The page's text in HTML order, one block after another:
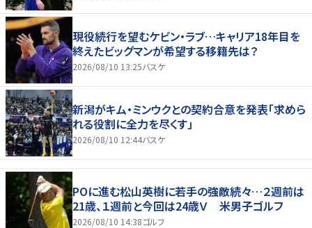
現役続行を望むケビン・ラブ…キャリア18年目を
終えたビッグマンが希望する移籍先は？
2026/08/10 13:25バスケ
新潟がキム・ミンウクとの契約合意を発表「求めら
れる役割に全力を尽くす」
2026/08/10 12:44バスケ
POに進む松山英樹に若手の強敵続々…２週前は
21歳、１週前と今回は24歳Ｖ 米男子ゴルフ
2026/08/10 14:38ゴルフ